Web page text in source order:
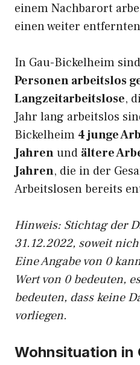
einem Nachbarort
einen weiter
In Gau-Bickelheim
Personen arbeitslos
Langzeitarbeitslose,
Jahr lang arbeitslos
Bickelheim 4 junge
Jahrenund ältere
Jahren, die in der
Arbeitslosen bereits
Hinweis: Stichtag der
31.12.2022, soweit
Eine Angabe von 0
Wert von 0 bedeuten,
bedeuten, dass keine
vorliegen.
Wohnsituation in